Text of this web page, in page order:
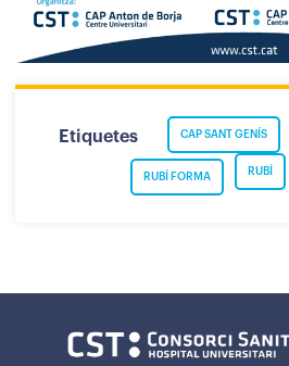
Etiquetes CAP SANT GENÍS
RUBÍ
RUBÍ FORMA